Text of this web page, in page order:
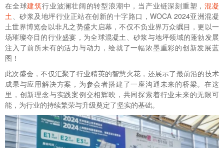
在全球建筑行业波澜壮阔的转型浪潮中，当产业链深刻重塑，混凝
土、砂浆及地坪行业正站在创新的十字路口，WOCA 2024亚洲混凝
土世界博览会以非凡之势盛大启幕，不仅不负业界万众瞩目，更以一
场璀璨夺目的行业盛宴，为全球混凝土、砂浆与地坪领域的蓬勃发展
注入了前所未有的活力与动力，绘就了一幅浓墨重彩的创新发展蓝
图！
此次盛会，不仅汇聚了行业精英的智慧火花，还展示了最前沿的技术
成果与应用解决方案，为参会者搭建了一座沟通未来的桥梁。在这
里，创新理念与实践案例交相辉映，共同探索着行业未来的无限可
能，为行业的持续繁荣与升级奠定了坚实的基础。